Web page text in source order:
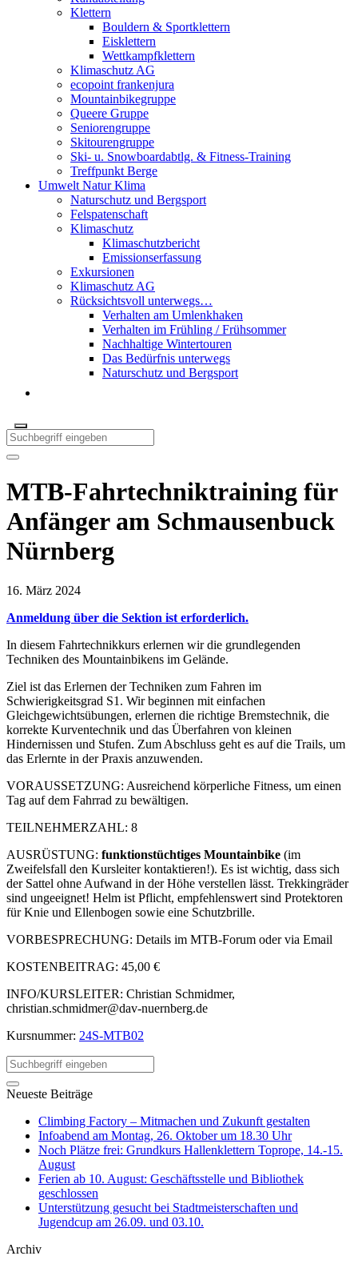
Klettern
Bouldern & Sportklettern
Eisklettern
Wettkampfklettern
Klimaschutz AG
ecopoint frankenjura
Mountainbikegruppe
Queere Gruppe
Seniorengruppe
Skitourengruppe
Ski- u. Snowboardabtlg. & Fitness-Training
Treffpunkt Berge
Umwelt Natur Klima
Naturschutz und Bergsport
Felspatenschaft
Klimaschutz
Klimaschutzbericht
Emissionserfassung
Exkursionen
Klimaschutz AG
Rücksichtsvoll unterwegs…
Verhalten am Umlenkhaken
Verhalten im Frühling / Frühsommer
Nachhaltige Wintertouren
Das Bedürfnis unterwegs
Naturschutz und Bergsport
MTB-Fahrtechniktraining für
Anfänger am Schmausenbuck
Nürnberg
16. März 2024
Anmeldung über die Sektion ist erforderlich.
In diesem Fahrtechnikkurs erlernen wir die grundlegenden
Techniken des Mountainbikens im Gelände.
Ziel ist das Erlernen der Techniken zum Fahren im
Schwierigkeitsgrad S1. Wir beginnen mit einfachen
Gleichgewichtsübungen, erlernen die richtige Bremstechnik, die
korrekte Kurventechnik und das Überfahren von kleinen
Hindernissen und Stufen. Zum Abschluss geht es auf die Trails, um
das Erlernte in der Praxis anzuwenden.
VORAUSSETZUNG: Ausreichend körperliche Fitness, um einen
Tag auf dem Fahrrad zu bewältigen.
TEILNEHMERZAHL: 8
AUSRÜSTUNG: funktionstüchtiges Mountainbike (im
Zweifelsfall den Kursleiter kontaktieren!). Es ist wichtig, dass sich
der Sattel ohne Aufwand in der Höhe verstellen lässt. Trekkingräder
sind ungeeignet! Helm ist Pflicht, empfehlenswert sind Protektoren
für Knie und Ellenbogen sowie eine Schutzbrille.
VORBESPRECHUNG: Details im MTB-Forum oder via Email
KOSTENBEITRAG: 45,00 €
INFO/KURSLEITER: Christian Schmidmer,
christian.schmidmer@dav-nuernberg.de
Kursnummer: 24S-MTB02
Neueste Beiträge
Climbing Factory – Mitmachen und Zukunft gestalten
Infoabend am Montag, 26. Oktober um 18.30 Uhr
Noch Plätze frei: Grundkurs Hallenklettern Toprope, 14.-15.
August
Ferien ab 10. August: Geschäftsstelle und Bibliothek
geschlossen
Unterstützung gesucht bei Stadtmeisterschaften und
Jugendcup am 26.09. und 03.10.
Archiv